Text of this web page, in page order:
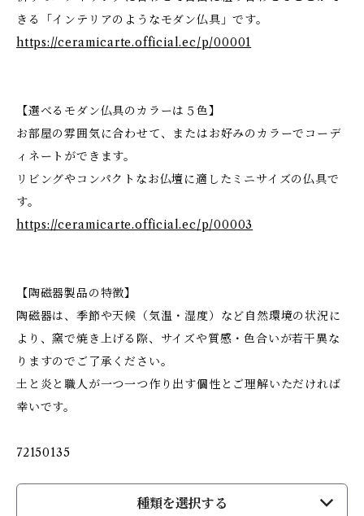
きる「インテリアのようなモダン仏具」です。
https://ceramicarte.official.ec/p/00001
【選べるモダン仏具のカラーは５色】
お部屋の雰囲気に合わせて、またはお好みのカラーでコーデ
ィネートができます。
リビングやコンパクトなお仏壇に適したミニサイズの仏具で
す。
https://ceramicarte.official.ec/p/00003
【陶磁器製品の特徴】
陶磁器は、季節や天候（気温・湿度）など自然環境の状況に
より、窯で焼き上げる際、サイズや質感・色合いが若干異な
りますのでご了承ください。
土と炎と職人が一つ一つ作り出す個性とご理解いただければ
幸いです。
72150135
種類を選択する